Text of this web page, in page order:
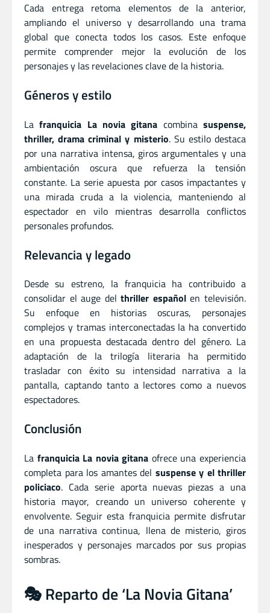
Cada entrega retoma elementos de la anterior,
ampliando el universo y desarrollando una trama
global que conecta todos los casos. Este enfoque
permite comprender mejor la evolución de los
personajes y las revelaciones clave de la historia.
Géneros y estilo
Lafranquicia La novia gitana combinasuspense,
thriller, drama criminal y misterio. Su estilo destaca
por una narrativa intensa, giros argumentales y una
ambientación oscura que refuerza la tensión
constante. La serie apuesta por casos impactantes y
una mirada cruda a la violencia, manteniendo al
espectador en vilo mientras desarrolla conflictos
personales profundos.
Relevancia y legado
Desde su estreno, la franquicia ha contribuido a
consolidar el auge delthriller españolen televisión.
Su enfoque en historias oscuras, personajes
complejos y tramas interconectadas la ha convertido
en una propuesta destacada dentro del género. La
adaptación de la trilogía literaria ha permitido
trasladar con éxito su intensidad narrativa a la
pantalla, captando tanto a lectores como a nuevos
espectadores.
Conclusión
La franquicia La novia gitana ofrece una experiencia
completa para los amantes del suspense y el thriller
policiaco. Cada serie aporta nuevas piezas a una
historia mayor, creando un universo coherente y
envolvente. Seguir esta franquicia permite disfrutar
de una narrativa continua, llena de misterio, giros
inesperados y personajes marcados por sus propias
sombras.
🎭 Reparto de ‘La Novia Gitana’